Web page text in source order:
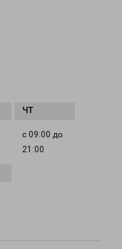
с 09:00 до
21:00